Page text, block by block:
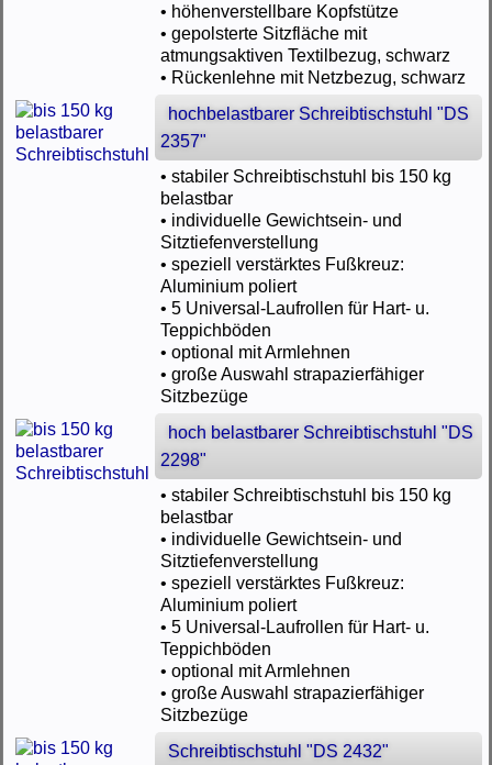
• höhenverstellbare Kopfstütze
• gepolsterte Sitzfläche mit
atmungsaktiven Textilbezug, schwarz
• Rückenlehne mit Netzbezug, schwarz
hochbelastbarer Schreibtischstuhl "DS
2357"
• stabiler Schreibtischstuhl bis 150 kg
belastbar
• individuelle Gewichtsein- und
Sitztiefenverstellung
• speziell verstärktes Fußkreuz:
Aluminium poliert
• 5 Universal-Laufrollen für Hart- u.
Teppichböden
• optional mit Armlehnen
• große Auswahl strapazierfähiger
Sitzbezüge
hoch belastbarer Schreibtischstuhl "DS
2298"
• stabiler Schreibtischstuhl bis 150 kg
belastbar
• individuelle Gewichtsein- und
Sitztiefenverstellung
• speziell verstärktes Fußkreuz:
Aluminium poliert
• 5 Universal-Laufrollen für Hart- u.
Teppichböden
• optional mit Armlehnen
• große Auswahl strapazierfähiger
Sitzbezüge
Schreibtischstuhl "DS 2432"